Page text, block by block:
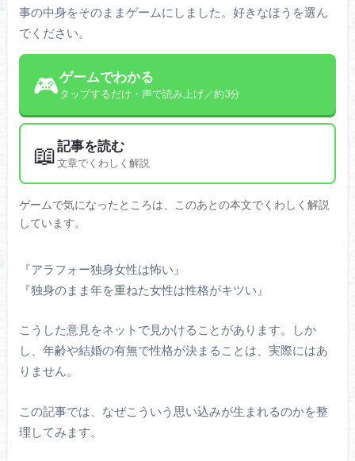
事の中身をそのままゲームにしました。好きなほうを選ん
でください。
🎮ゲームでわかる
タップするだけ・声で読み上げ／約3分
📖記事を読む
文章でくわしく解説
ゲームで気になったところは、このあとの本文でくわしく解説
しています。
『アラフォー独身女性は怖い』
『独身のまま年を重ねた女性は性格がキツい』
こうした意見をネットで見かけることがあります。しか
し、年齢や結婚の有無で性格が決まることは、実際にはあ
りません。
この記事では、なぜこういう思い込みが生まれるのかを整
理してみます。